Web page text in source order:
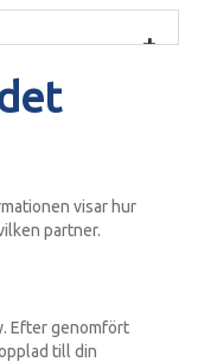
lampor
utrustning och
visar hur
partner.
Efter genomfört
till din